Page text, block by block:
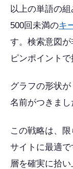
以上の単語の
500回未満のキ
す。検索意図
ピンポイントで
グラフの形状
名前がつきまし
この戦略は、
サイトに最適
層を確実に拾